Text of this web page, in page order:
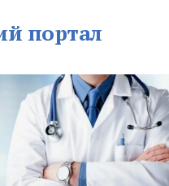
портал